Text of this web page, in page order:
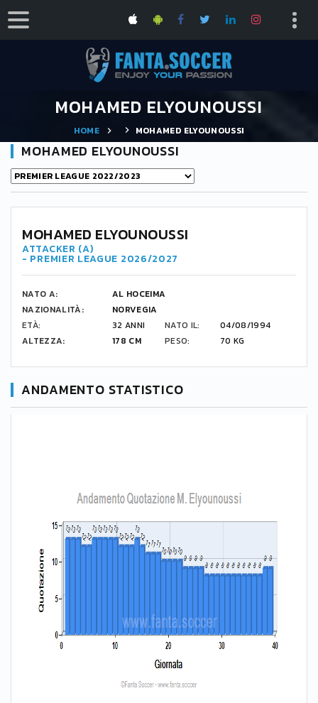
MOHAMED ELYOUNOUSSI
HOME MOHAMED ELYOUNOUSSI
MOHAMED ELYOUNOUSSI
MOHAMED ELYOUNOUSSI
ATTACKER (A)
- PREMIER LEAGUE 2026/2027
NATO A:
AL HOCEIMA
NAZIONALITÀ:
NORVEGIA
ETÀ:
32 ANNI NATO IL:
04/08/1994
ALTEZZA:
178 CM PESO: 70 KG
ANDAMENTO STATISTICO